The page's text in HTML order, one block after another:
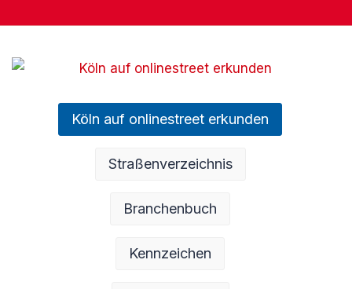
Köln auf onlinestreet erkunden
Straßenverzeichnis
Branchenbuch
Kennzeichen